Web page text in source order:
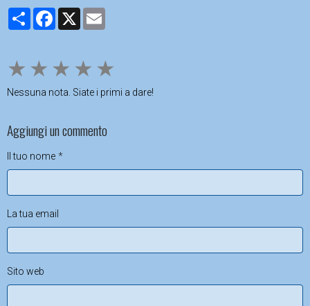
PartagerFacebook
★ ★ ★ ★ ★
Nessuna nota. Siate i primi a dare!
Aggiungi un commento
Il tuo nome
La tua email
Sito web